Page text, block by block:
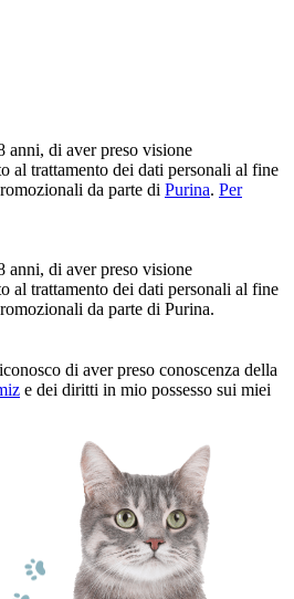
anni, di aver preso visione
al trattamento dei dati personali al fine
da parte di Purina. Per
anni, di aver preso visione
al trattamento dei dati personali al fine
da parte di Purina.
di aver preso conoscenza della
e dei diritti in mio possesso sui miei